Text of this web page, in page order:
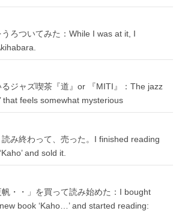
ろついてみた：While I was at it, I
ジャズ喫茶『道』or 『MITI』：The jazz
that feels somewhat mysterious
み終わって、売った。I finished reading
and sold it.
・・」を買って読み始めた：I bought
book ‘Kaho…’ and started reading: